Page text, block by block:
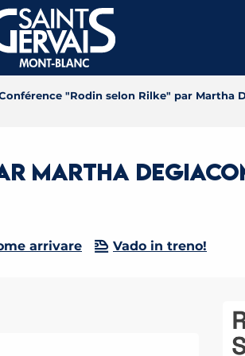
"Rodin selon Rilke" par Martha
Martha
arrivare Vado in treno!